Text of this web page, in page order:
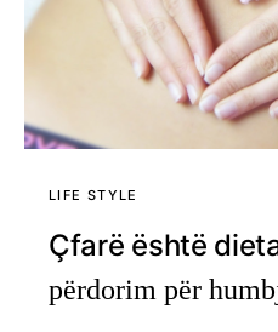
LIFE STYLE
Çfarë është
përdorim për